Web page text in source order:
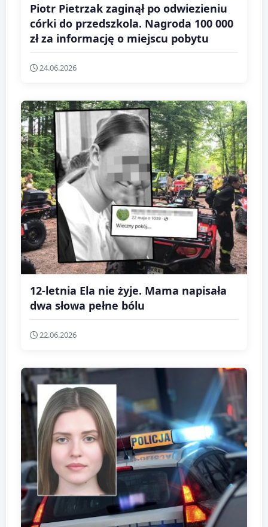
Piotr Pietrzak zaginął po odwiezieniu
córki do przedszkola. Nagroda 100 000
zł za informację o miejscu pobytu
24.06.2026
12-letnia Ela nie żyje. Mama napisała
dwa słowa pełne bólu
22.06.2026